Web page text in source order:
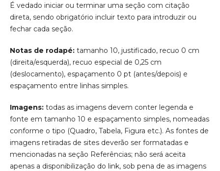
É vedado iniciar ou terminar uma seção com citação
direta, sendo obrigatório incluir texto para introduzir ou
fechar cada seção.
Notas de rodapé:tamanho 10, justificado, recuo 0 cm
(direita/esquerda), recuo especial de 0,25 cm
(deslocamento), espaçamento 0 pt (antes/depois) e
espaçamento entre linhas simples.
Imagens:todas as imagens devem conter legenda e
fonte em tamanho 10 e espaçamento simples, nomeadas
conforme o tipo (Quadro, Tabela, Figura etc.). As fontes de
imagens retiradas de sites deverão ser formatadas e
mencionadas na seção Referências; não será aceita
apenas a disponibilização do link, sob pena de as imagens